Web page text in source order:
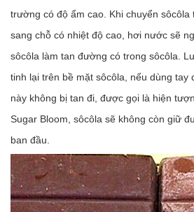
trường có độ ẩm cao. Khi chuyển sôcôla
sang chỗ có nhiệt độ cao, hơi nước sẽ
sôcôla làm tan đường có trong sôcôla.
tinh lại trên bề mặt sôcôla, nếu dùng tay
này không bị tan đi, được gọi là hiện
Sugar Bloom, sôcôla sẽ không còn giữ
ban đầu.